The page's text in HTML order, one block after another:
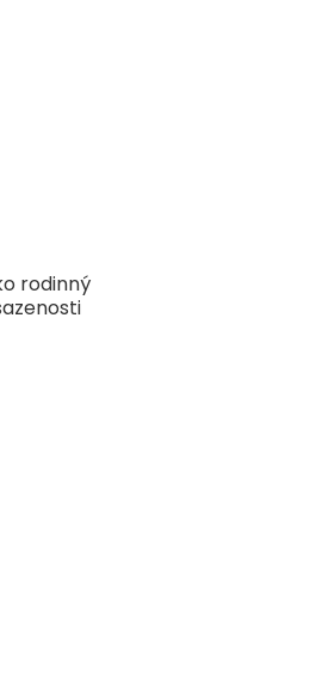
rodinný